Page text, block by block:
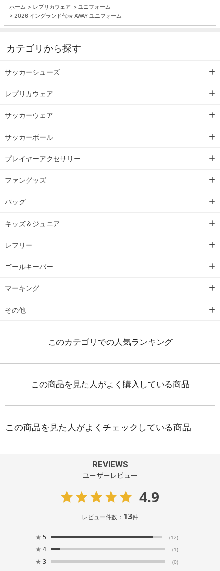
ホーム > レプリカウェア > ユニフォーム
> 2026 イングランド代表 AWAY ユニフォーム
カテゴリから探す
サッカーシューズ
レプリカウェア
サッカーウェア
サッカーボール
プレイヤーアクセサリー
ファングッズ
バッグ
キッズ＆ジュニア
レフリー
ゴールキーパー
マーキング
その他
REVIEWS
ユーザーレビュー
4.9
レビュー件数： 13件
★ 5 (12)
★ 4 (1)
★ 3 (0)